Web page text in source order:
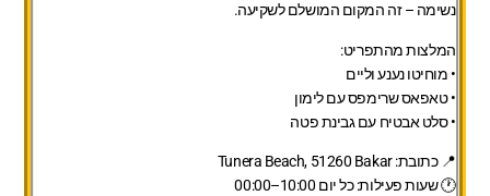
נשימה – זה המקום המושלם לשקיעה.
המלצות מהתפריט:
• מוחיטו נענע וליים
• טאפאס שרימפס עם לימון
• סלט אבטיח עם גבינת פטה
📍 כתובת:Tunera Beach, 51260 Bakar
🕐 שעות פעילות:כל יום 10:00–00:00